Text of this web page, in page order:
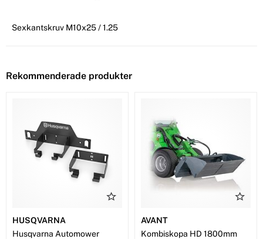
Sexkantskruv M10x25 / 1.25
Rekommenderade produkter
HUSQVARNA
Husqvarna Automower
AVANT
Kombiskopa HD 1800mm